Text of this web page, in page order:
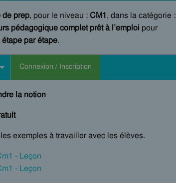
de prep, pour le niveau :CM1, dans la catégorie :
pédagogique complet prêt à l’emploi pour
étape par étape.
Connexion / Inscription
la notion
exemples à travailler avec les élèves.
- Leçon
- Leçon